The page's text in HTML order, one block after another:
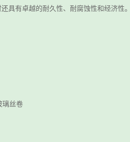
具有卓越的耐久性、耐腐蚀性和经济性
璃丝卷